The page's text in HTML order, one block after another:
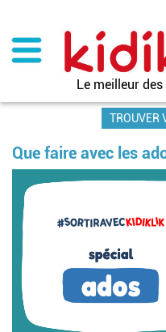
contenu
principal
Le meilleur
TROUVER
Que faire avec les